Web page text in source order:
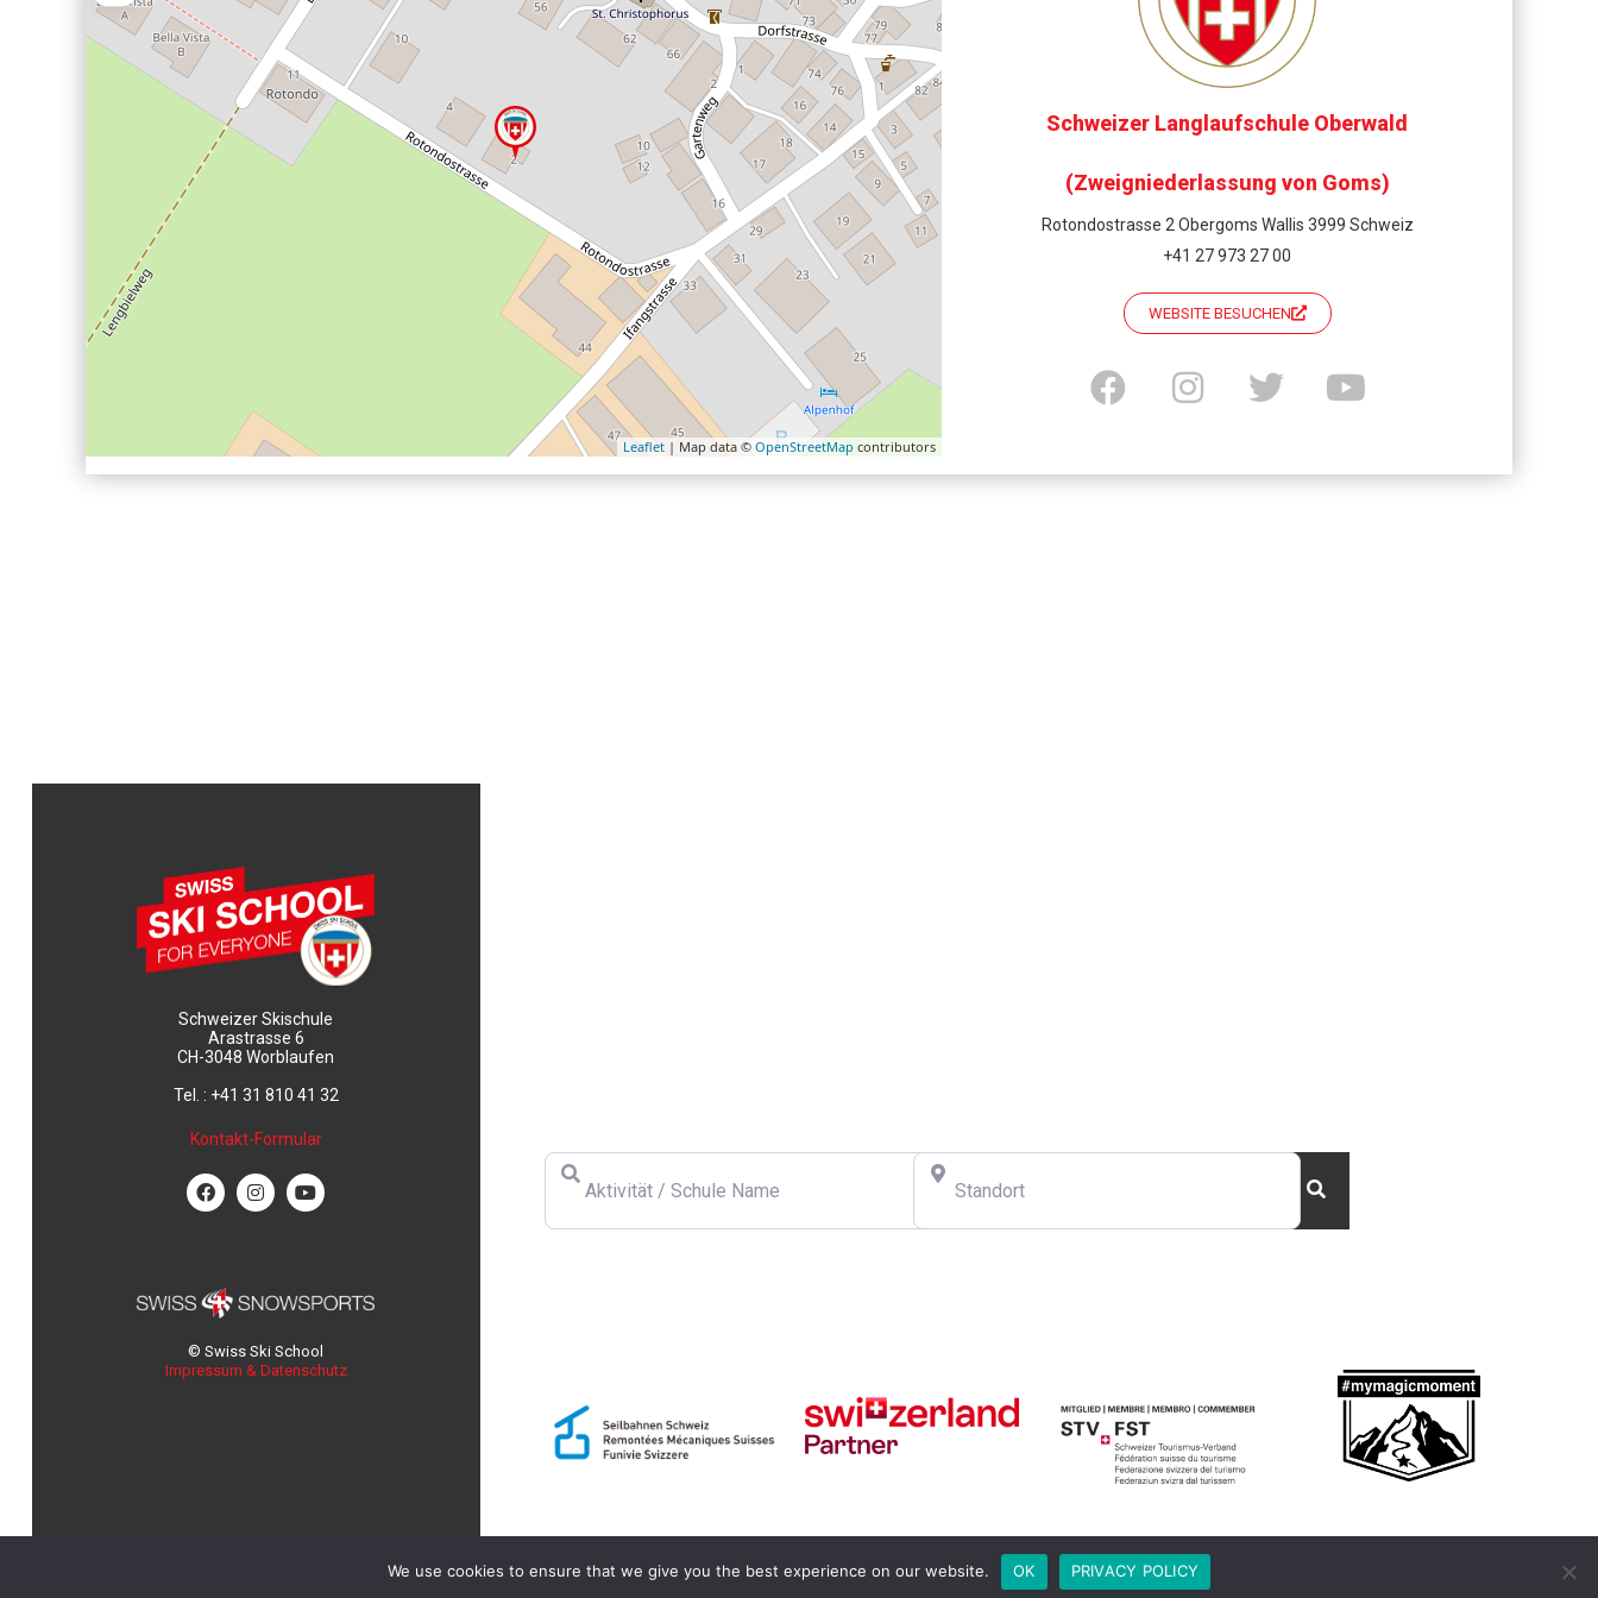
Leaflet | Map data © OpenStreetMap contributors
Schweizer Langlaufschule Oberwald
(Zweigniederlassung von Goms)
Rotondostrasse 2 Obergoms Wallis 3999 Schweiz
+41 27 973 27 00
WEBSITE BESUCHEN
Schweizer Skischule
Arastrasse 6
CH-3048 Worblaufen
Tel. : +41 31 810 41 32
Kontakt-Formular
© Swiss Ski School
Impressum & Datenschutz
Aktivität / Schule Name
Standort
We use cookies to ensure that we give you the best experience on our website. OK PRIVACY POLICY